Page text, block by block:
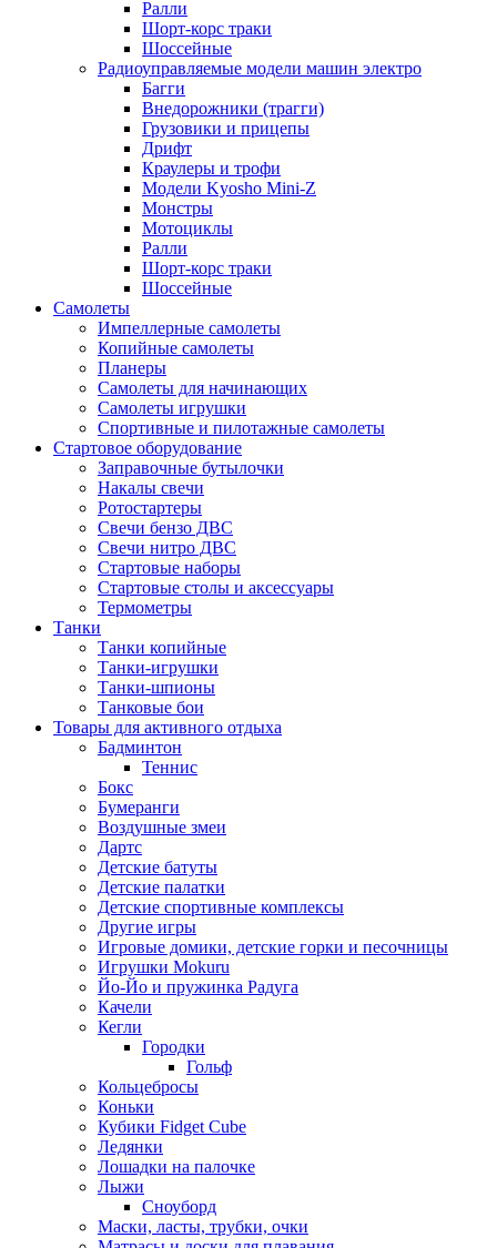
Ралли
Шорт-корс траки
Шоссейные
Радиоуправляемые модели машин электро
Багги
Внедорожники (трагги)
Грузовики и прицепы
Дрифт
Краулеры и трофи
Модели Kyosho Mini-Z
Монстры
Мотоциклы
Ралли
Шорт-корс траки
Шоссейные
Самолеты
Импеллерные самолеты
Копийные самолеты
Планеры
Самолеты для начинающих
Самолеты игрушки
Спортивные и пилотажные самолеты
Стартовое оборудование
Заправочные бутылочки
Накалы свечи
Ротостартеры
Свечи бензо ДВС
Свечи нитро ДВС
Стартовые наборы
Стартовые столы и аксессуары
Термометры
Танки
Танки копийные
Танки-игрушки
Танки-шпионы
Танковые бои
Товары для активного отдыха
Бадминтон
Теннис
Бокс
Бумеранги
Воздушные змеи
Дартс
Детские батуты
Детские палатки
Детские спортивные комплексы
Другие игры
Игровые домики, детские горки и песочницы
Игрушки Mokuru
Йо-Йо и пружинка Радуга
Качели
Кегли
Городки
Гольф
Кольцебросы
Коньки
Кубики Fidget Cube
Ледянки
Лошадки на палочке
Лыжи
Сноуборд
Маски, ласты, трубки, очки